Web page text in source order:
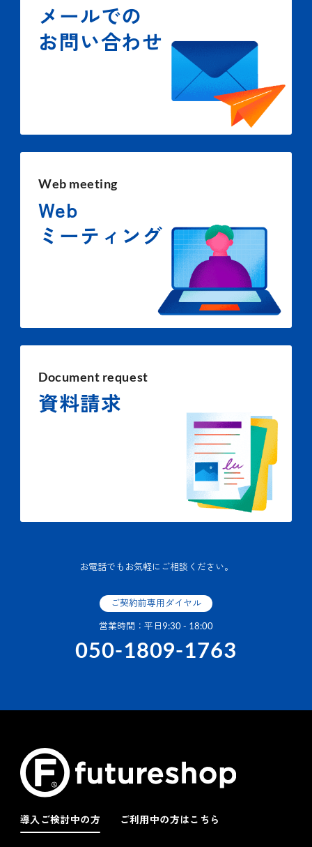
メールでの
お問い合わせ
Web meeting
Web
ミーティング
Document request
資料請求
お電話でもお気軽にご相談ください。
ご契約前専用ダイヤル
営業時間：平日9:30 - 18:00
050-1809-1763
導入ご検討中の方 ご利用中の方はこちら